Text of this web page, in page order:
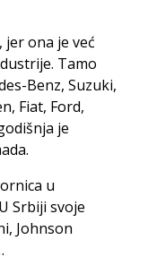
ona je već
Tamo
Benz, Suzuki,
Fiat, Ford,
je
u
Srbiji svoje
Johnson